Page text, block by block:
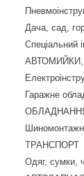
Дача, сад,
Спеціальний
АВТОМИЙКИ,
Гаражне
ТРАНСПОРТ
Одяг, сумки,